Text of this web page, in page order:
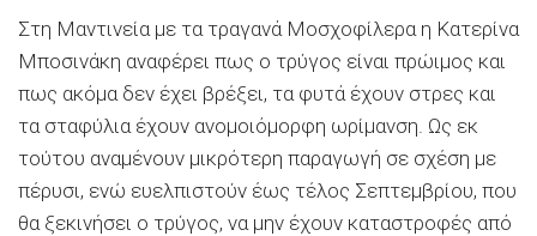
Στη Μαντινεία με τα τραγανά Μοσχοφίλερα η Κατερίνα
Μποσινάκη αναφέρει πως ο τρύγος είναι πρώιμος και
πως ακόμα δεν έχει βρέξει, τα φυτά έχουν στρες και
τα σταφύλια έχουν ανομοιόμορφη ωρίμανση. Ως εκ
τούτου αναμένουν μικρότερη παραγωγή σε σχέση με
πέρυσι, ενώ ευελπιστούν έως τέλος Σεπτεμβρίου, που
θα ξεκινήσει ο τρύγος, να μην έχουν καταστροφές από